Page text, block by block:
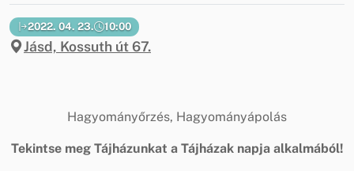
2022. 04. 23. 10:00
Jásd, Kossuth út 67.
Hagyományőrzés, Hagyományápolás
Tekintse meg Tájházunkat a Tájházak napja alkalmából!